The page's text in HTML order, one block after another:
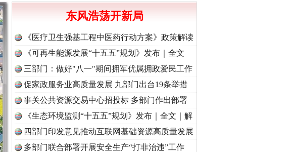
东风浩荡开新局
《医疗卫生强基工程中医药行动方案》政策解读
《可再生能源发展“十五五”规划》发布｜全文
三部门：做好"八一"期间拥军优属拥政爱民工作
促家政服务业高质量发展 九部门出台19条举措
事关公共资源交易中心招投标 多部门作出部署
《生态环境监测“十五五”规划》发布｜全文｜解
读
四部门印发意见推动互联网基础资源高质量发展
多部门联合部署开展安全生产“打非治违”工作